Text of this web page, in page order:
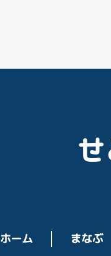
ホーム まなぶ